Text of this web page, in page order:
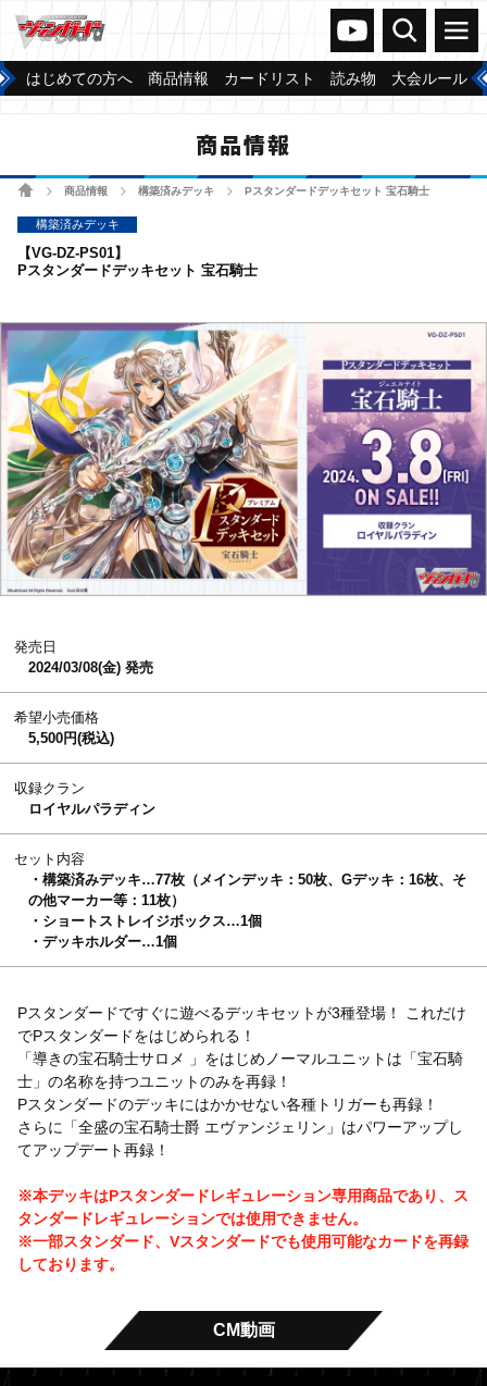
ヴァンガードch
検索 メニュー
はじめての方へ 商品情報 カードリスト 読み物 大会ルール
商品情報
ホーム商品情報 構築済みデッキ Pスタンダードデッキセット 宝石騎士
構築済みデッキ
【VG-DZ-PS01】
Pスタンダードデッキセット 宝石騎士
発売日
2024/03/08(金) 発売
希望小売価格
5,500円(税込)
収録クラン
ロイヤルパラディン
セット内容
・構築済みデッキ…77枚（メインデッキ：50枚、Gデッキ：16枚、そ
の他マーカー等：11枚）
・ショートストレイジボックス…1個
・デッキホルダー…1個
Pスタンダードですぐに遊べるデッキセットが3種登場！ これだけ
でPスタンダードをはじめられる！
「導きの宝石騎士サロメ 」をはじめノーマルユニットは「宝石騎
士」の名称を持つユニットのみを再録！
Pスタンダードのデッキにはかかせない各種トリガーも再録！
さらに「全盛の宝石騎士爵 エヴァンジェリン」はパワーアップし
てアップデート再録！
※本デッキはPスタンダードレギュレーション専用商品であり、ス
タンダードレギュレーションでは使用できません。
※一部スタンダード、Vスタンダードでも使用可能なカードを再録
しております。
CM動画